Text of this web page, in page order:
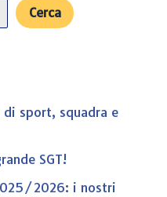
Cerca
di sport, squadra e
SGT!
2026: i nostri